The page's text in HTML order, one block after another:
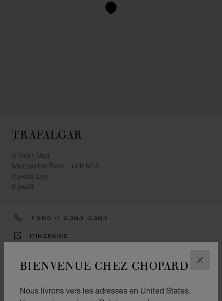
BIENVENUE CHEZ CHOPARD
Nous livrons vers les adresses en United States.
TRAFALGAR
Al Kout Mall
Mezzanine Floor - unit M-4
Kuwait City
Kuwait
+965 () 2393 0393
ITINÉRAIRE
Joaillerie